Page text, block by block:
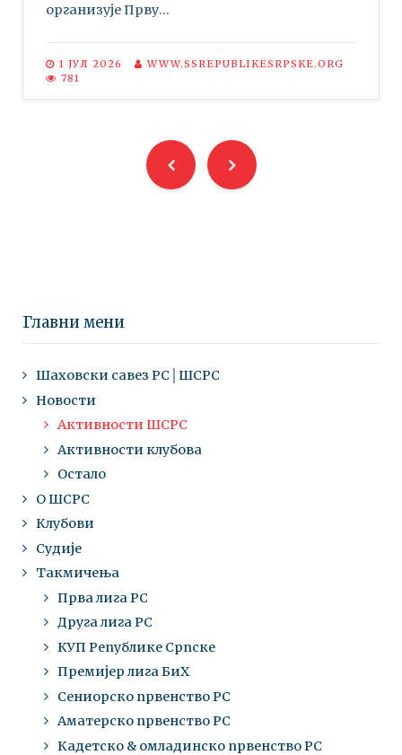
организује Прву...
1 ЈУЛ 2026
WWW.SSREPUBLIKESRPSKE.ORG
781
Главни мени
Шаховски савез РС│ШСРС
Новости
Активности ШСРС
Активности клубова
Остало
О ШСРС
Клубови
Судије
Такмичења
Прва лига РС
Друга лига РС
КУП Републике Српске
Премијер лига БиХ
Сениорско првенство РС
Аматерско првенство РС
Кадетско & омладинско првенство РС